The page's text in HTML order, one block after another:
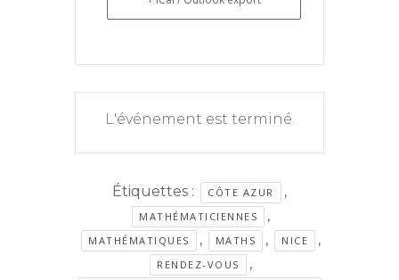
L'événement est terminé.
Étiquettes : CÔTE AZUR ,
MATHÉMATICIENNES ,
MATHÉMATIQUES , MATHS , NICE ,
RENDEZ-VOUS ,